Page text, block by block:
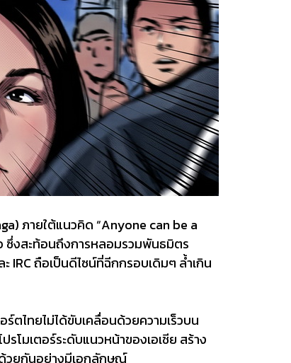
ภายใต้แนวคิด “Anyone can be a
งสะท้อนถึงการหลอมรวมพันธมิตร
IRC ถือเป็นดีไซน์ที่ฉีกกรอบเดิมๆ ล้ำเกิน
ตไทยไม่ได้ขับเคลื่อนด้วยความเร็วบน
โมเตอร์ระดับแนวหน้าของเอเชีย สร้าง
วยกันอย่างมีเอกลักษณ์